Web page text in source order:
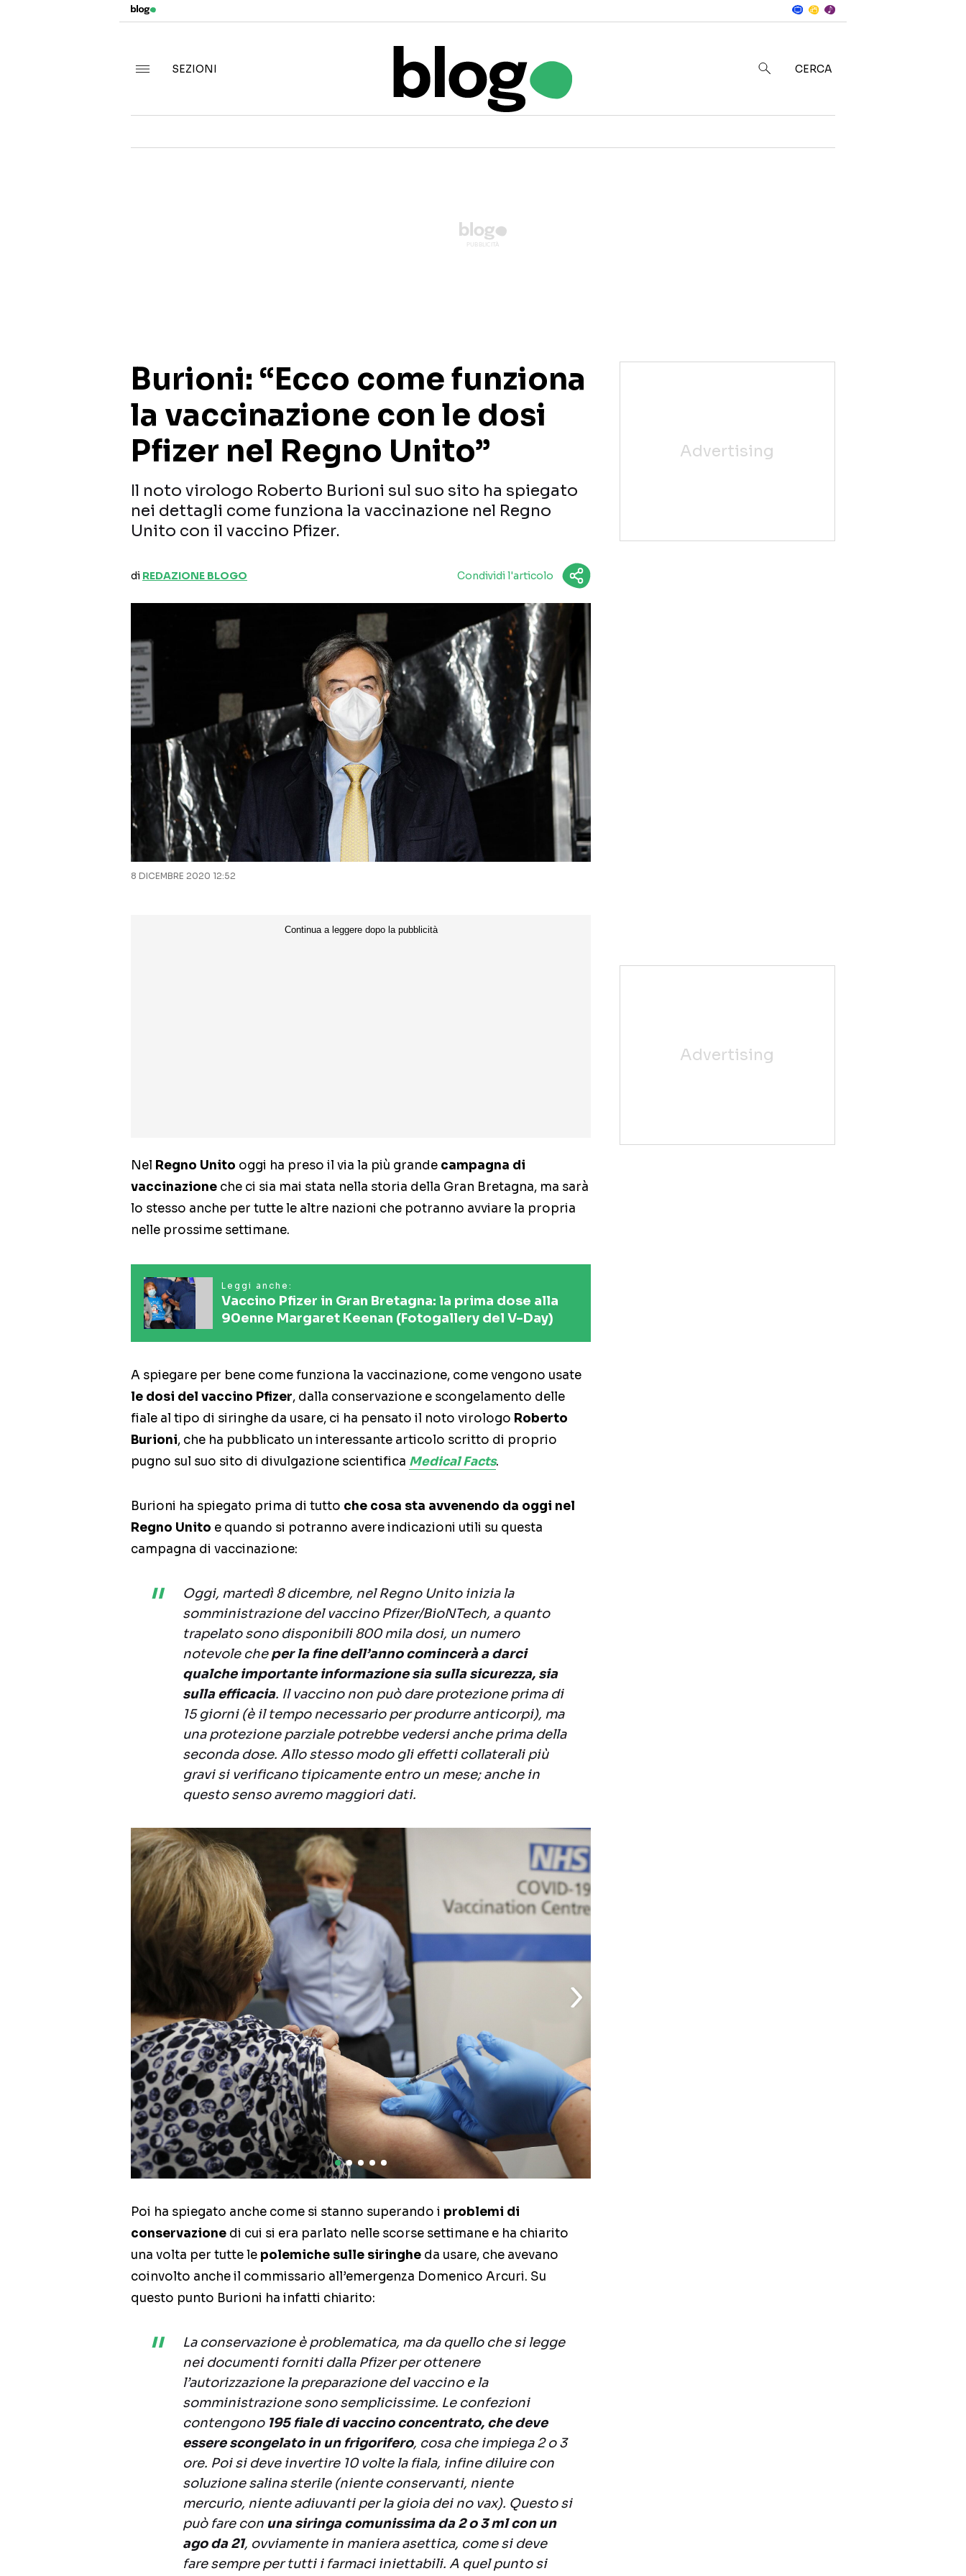
SEZIONI
CERCA
Burioni: “Ecco come funziona
la vaccinazione con le dosi
Pfizer nel Regno Unito”
Il noto virologo Roberto Burioni sul suo sito ha spiegato
nei dettagli come funziona la vaccinazione nel Regno
Unito con il vaccino Pfizer.
di REDAZIONE BLOGO Condividi l'articolo
8 DICEMBRE 2020 12:52
Nel Regno Unito oggi ha preso il via la più grande campagna di
vaccinazione che ci sia mai stata nella storia della Gran Bretagna, ma sarà
lo stesso anche per tutte le altre nazioni che potranno avviare la propria
nelle prossime settimane.
Leggi anche:
Vaccino Pfizer in Gran Bretagna: la prima dose alla
90enne Margaret Keenan (Fotogallery del V-Day)
A spiegare per bene come funziona la vaccinazione, come vengono usate
le dosi del vaccino Pfizer, dalla conservazione e scongelamento delle
fiale al tipo di siringhe da usare, ci ha pensato il noto virologo Roberto
Burioni, che ha pubblicato un interessante articolo scritto di proprio
pugno sul suo sito di divulgazione scientifica Medical Facts.
Burioni ha spiegato prima di tutto che cosa sta avvenendo da oggi nel
Regno Unito e quando si potranno avere indicazioni utili su questa
campagna di vaccinazione:
Oggi, martedì 8 dicembre, nel Regno Unito inizia la
somministrazione del vaccino Pfizer/BioNTech, a quanto
trapelato sono disponibili 800 mila dosi, un numero
notevole cheper la fine dell’anno comincerà a darci
qualche importante informazione sia sulla sicurezza, sia
sulla efficacia. Il vaccino non può dare protezione prima di
15 giorni (è il tempo necessario per produrre anticorpi), ma
una protezione parziale potrebbe vedersi anche prima della
seconda dose. Allo stesso modo gli effetti collaterali più
gravi si verificano tipicamente entro un mese; anche in
questo senso avremo maggiori dati.
Poi ha spiegato anche come si stanno superando i problemi di
conservazione di cui si era parlato nelle scorse settimane e ha chiarito
una volta per tutte le polemiche sulle siringhe da usare, che avevano
coinvolto anche il commissario all’emergenza Domenico Arcuri. Su
questo punto Burioni ha infatti chiarito:
La conservazione è problematica, ma da quello che si legge
nei documenti forniti dalla Pfizer per ottenere
l’autorizzazione la preparazione del vaccino e la
somministrazione sono semplicissime. Le confezioni
contengono 195 fiale di vaccino concentrato, che deve
essere scongelato in un frigorifero, cosa che impiega 2 o 3
ore. Poi si deve invertire 10 volte la fiala, infine diluire con
soluzione salina sterile (niente conservanti, niente
mercurio, niente adiuvanti per la gioia dei no vax). Questo si
può fare con una siringa comunissima da 2 o 3 ml con un
ago da 21, ovviamente in maniera asettica, come si deve
fare sempre per tutti i farmaci iniettabili. A quel punto si